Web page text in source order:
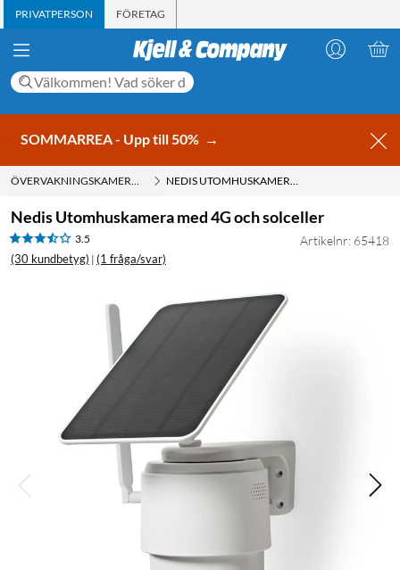
PRIVATPERSON FÖRETAG
SOMMARREA - Upp till 50% →
ÖVERVAKNINGSKAMEROR MED SIM-KORT NEDIS UTOMHUSKAMERA MED 4G OCH SOLCELLER
Nedis Utomhuskamera med 4G och solceller
3.5
(30 kundbetyg) | (1 fråga/svar)
Artikelnr: 65418